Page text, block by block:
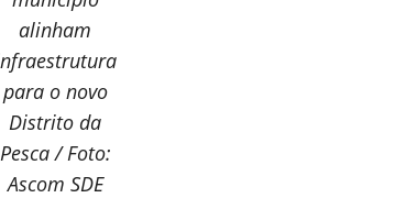
alinham
para o novo
Distrito da
Pesca / Foto:
Ascom SDE